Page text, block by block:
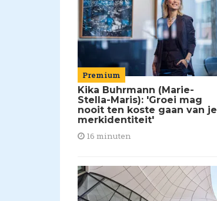
Premium
Kika Buhrmann (Marie-
Stella-Maris): 'Groei mag
nooit ten koste gaan van je
merkidentiteit'
16 minuten